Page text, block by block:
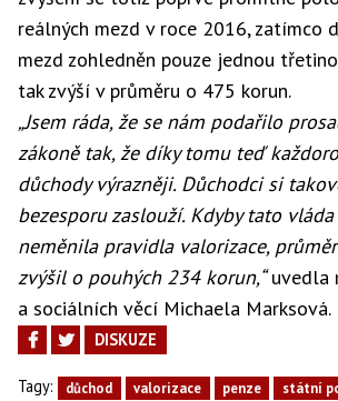
reálných mezd v roce 2016, zatímco
mezd zohledněn pouze jednou
tak zvýší v průměru o 475 korun.
„Jsem ráda, že se nám podařilo
zákoně tak, že díky tomu teď
důchody výrazněji. Důchodci si
bezesporu zaslouží. Kdyby tato
neměnila pravidla valorizace,
zvýšil o pouhých 234 korun,“uvedla
a sociálních věcí Michaela Marksová.
DISKUZE
Tagy: důchod valorizace penze státní